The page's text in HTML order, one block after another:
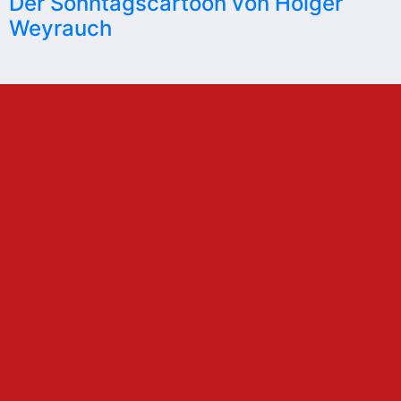
Weyrauch